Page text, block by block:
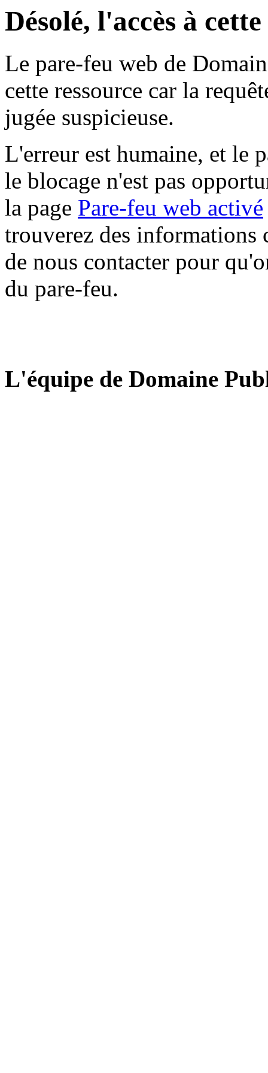
Désolé, l'accès à
Le pare-feu web de
cette ressource car la
jugée suspicieuse.
L'erreur est humaine, et le
le blocage n'est pas
la page Pare-feu web activé
trouverez des informations
de nous contacter pour
du pare-feu.
L'équipe de Domaine